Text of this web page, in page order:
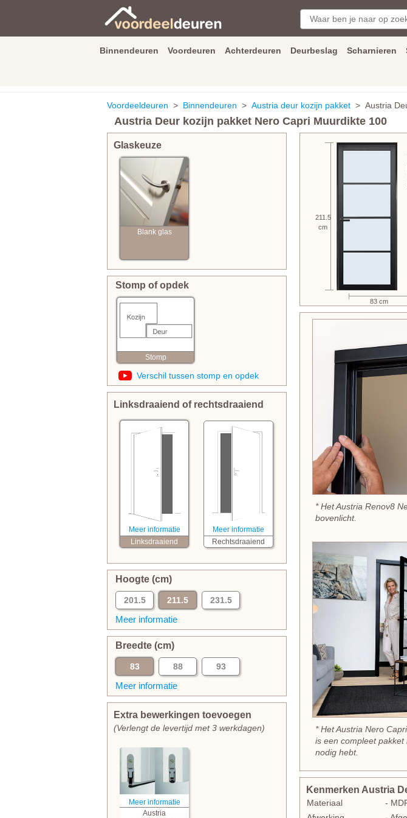
Binnendeuren Voordeuren Achterdeuren Deurbeslag Scharnieren
Voordeeldeuren > Binnendeuren > Austria deur kozijn pakket > Austria
Austria Deur kozijn pakket Nero Capri Muurdikte 100
Glaskeuze
Blank glas
Stomp of opdek
Stomp
Verschil tussen stomp en opdek
Linksdraaiend of rechtsdraaiend
Meer informatie
Linksdraaiend
Meer informatie
Rechtsdraaiend
Hoogte (cm)
201.5 211.5
231.5
Meer informatie
Breedte (cm)
83 88
93
Meer informatie
Extra bewerkingen toevoegen
(Verlengt de levertijd met 3 werkdagen)
Meer informatie
Austria
211.5
cm
83 cm
* Het Austria Renov8
bovenlicht.
* Het Austria Nero
is een compleet pakket
nodig hebt.
Kenmerken Austria
Materiaal
-